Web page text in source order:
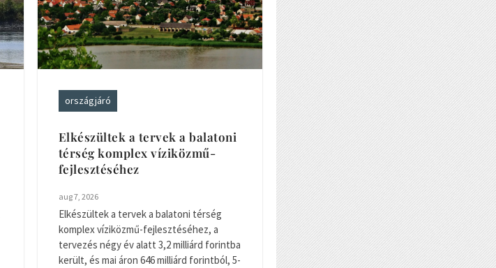
országjáró
Elkészültek a tervek a balatoni
térség komplex víziközmű-
fejlesztéséhez
aug 7, 2026
Elkészültek a tervek a balatoni térség
komplex víziközmű-fejlesztéséhez, a
tervezés négy év alatt 3,2 milliárd forintba
került, és mai áron 646 milliárd forintból, 5-